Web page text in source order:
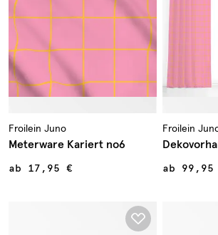
Froilein Juno
Meterware Kariert no6
ab 17,95 €
Froilein
ab 99,95